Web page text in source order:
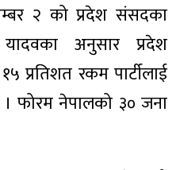
२ को प्रदेश संसदका
अनुसार प्रदेश
रकम पार्टीलाई
फोरम नेपालको ३० जना